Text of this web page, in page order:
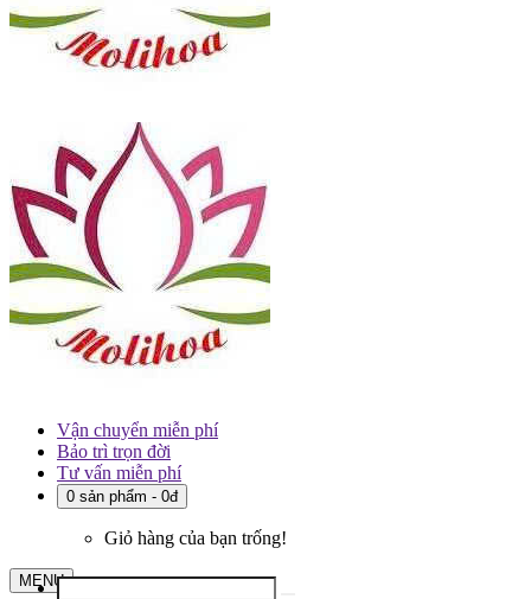
Vận chuyển miễn phí
Bảo trì trọn đời
Tư vấn miễn phí
0 sản phẩm - 0đ
Giỏ hàng của bạn trống!
MENU